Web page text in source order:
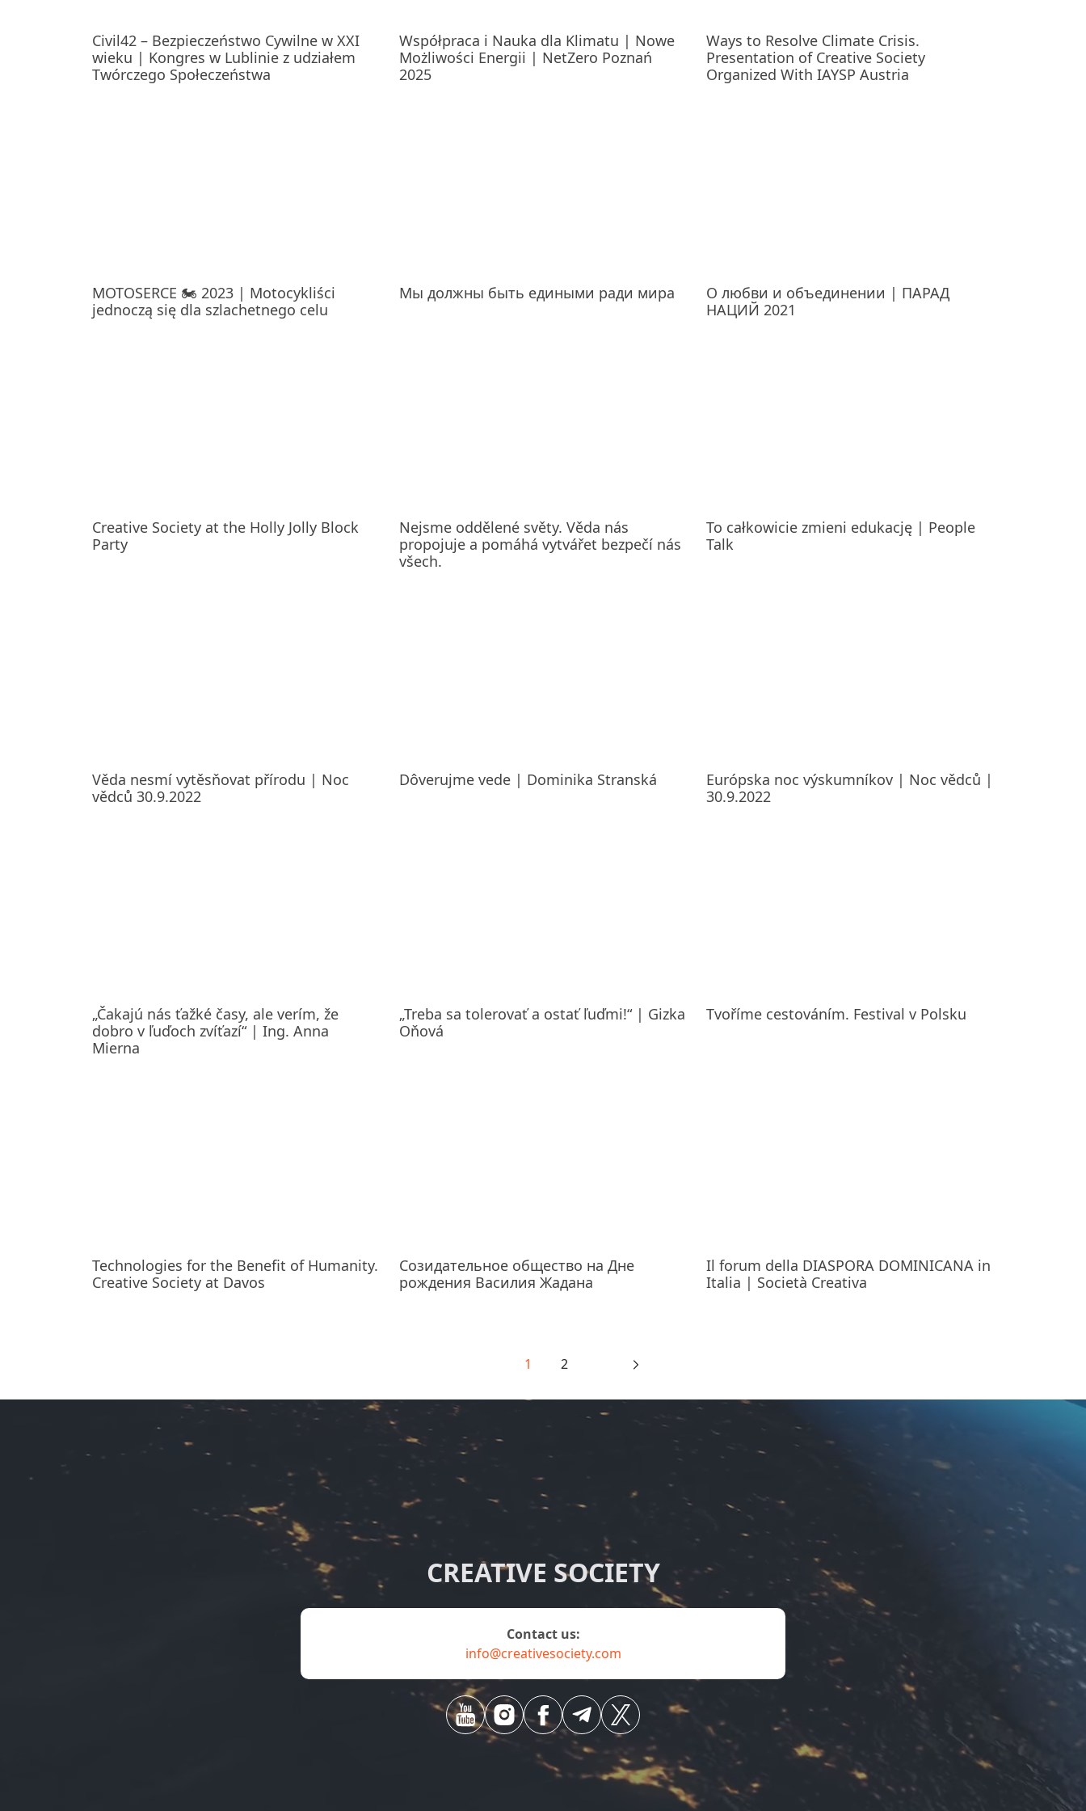
Civil42 – Bezpieczeństwo Cywilne w XXI
wieku | Kongres w Lublinie z udziałem
Twórczego Społeczeństwa
Współpraca i Nauka dla Klimatu | Nowe
Możliwości Energii | NetZero Poznań
2025
Ways to Resolve Climate Crisis.
Presentation of Creative Society
Organized With IAYSP Austria
MOTOSERCE 🏍️ 2023 | Motocykliści
jednoczą się dla szlachetnego celu
Мы должны быть едиными ради мира
О любви и объединении | ПАРАД
НАЦИЙ 2021
Creative Society at the Holly Jolly Block
Party
Nejsme oddělené světy. Věda nás
propojuje a pomáhá vytvářet bezpečí nás
všech.
To całkowicie zmieni edukację | People
Talk
Věda nesmí vytěsňovat přírodu | Noc
vědců 30.9.2022
Dôverujme vede | Dominika Stranská
Európska noc výskumníkov | Noc vědců |
30.9.2022
„Čakajú nás ťažké časy, ale verím, že
dobro v ľuďoch zvíťazí“ | Ing. Anna
Mierna
„Treba sa tolerovať a ostať ľuďmi!“ | Gizka
Oňová
Tvoříme cestováním. Festival v Polsku
Technologies for the Benefit of Humanity.
Creative Society at Davos
Созидательное общество на Дне
рождения Василия Жадана
Il forum della DIASPORA DOMINICANA in
Italia | Società Creativa
1 2
CREATIVE SOCIETY
contact us:
info@creativesociety.com